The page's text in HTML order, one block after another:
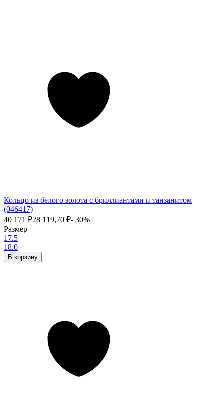
Кольцо из белого золота с бриллиантами и танзанитом
(046417)
40 171 ₽28 119,70 ₽- 30%
Размер
17.5
18.0
В корзину